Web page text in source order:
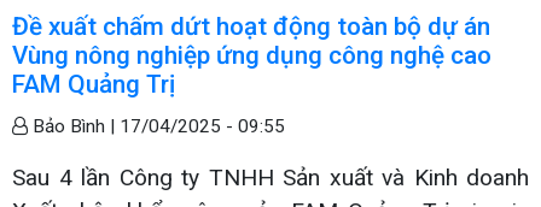
Đề xuất chấm dứt hoạt động toàn bộ dự án
Vùng nông nghiệp ứng dụng công nghệ cao
FAM Quảng Trị
Bảo Bình | 17/04/2025 - 09:55
Sau 4 lần Công ty TNHH Sản xuất và Kinh doanh